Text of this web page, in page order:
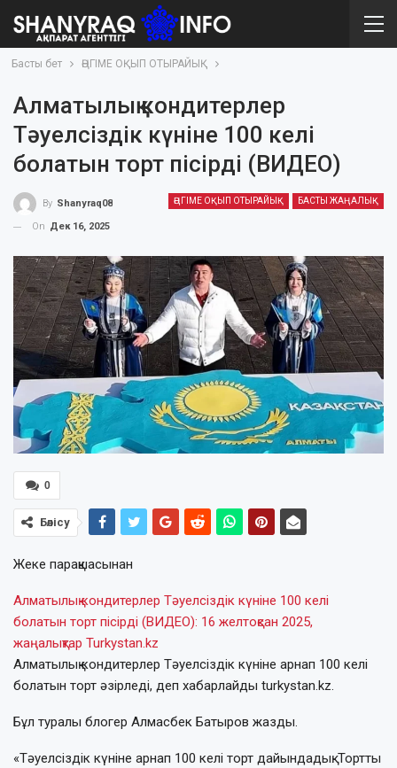
Басты бет ӘҢГІМЕ ОҚЫП ОТЫРАЙЫҚ
Алматылық кондитерлер
Тәуелсіздік күніне 100 келі
болатын торт пісірді (ВИДЕО)
ӘҢГІМЕ ОҚЫП ОТЫРАЙЫҚ БАСТЫ ЖАҢАЛЫҚ
By Shanyraq08
On Дек 16, 2025
0
Бөлісу
Жеке парақшасынан
Алматылық кондитерлер Тәуелсіздік күніне 100 келі
болатын торт пісірді (ВИДЕО): 16 желтоқсан 2025,
жаңалықтар Turkystan.kz
Алматылық кондитерлер Тәуелсіздік күніне арнап 100 келі
болатын торт әзірледі, деп хабарлайды turkystan.kz.
Бұл туралы блогер Алмасбек Батыров жазды.
«Тәуелсіздік күніне арнап 100 келі торт дайындадық. Тортты